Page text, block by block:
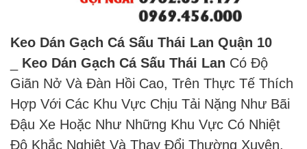
Keo Dán Gạch Cá Sấu Thái Lan Quận 10
Keo Dán Gạch Cá Sấu Thái Lan Có Độ
Giãn Nở Và Đàn Hồi Cao, Trên Thực Tế Thích
Hợp Với Các Khu Vực Chịu Tải Nặng Như Bãi
Đậu Xe Hoặc Như Những Khu Vực Có Nhiệt
Độ Khắc Nghiệt Và Thay Đổi Thường Xuyên.